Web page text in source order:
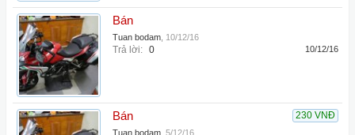
Bán
Tuan bodam 10/12/16
Trả lời: 0 10/12/16
230 VNĐ
Bán
Tuan bodam 5/12/16